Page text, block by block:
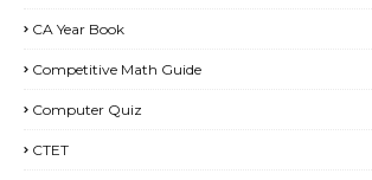
CA Year Book
Competitive Math Guide
Computer Quiz
CTET